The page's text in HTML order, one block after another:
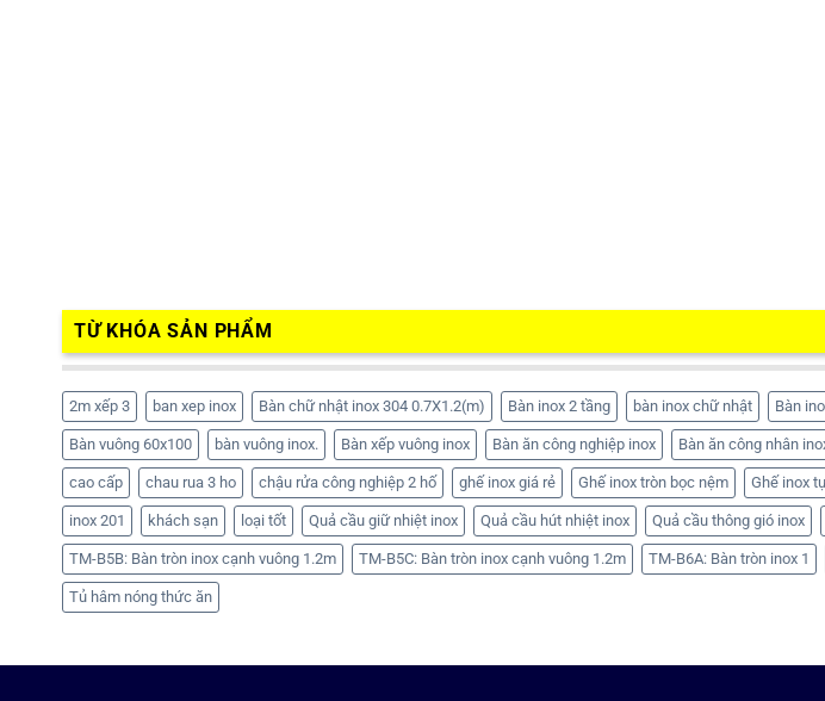
TỪ KHÓA SẢN PHẨM
2m xếp 3 ban xep inox Bàn chữ nhật inox 304 0.7X1.2(m) Bàn inox 2 tầng bàn inox chữ nhật Bàn
Bàn vuông 60x100 bàn vuông inox. Bàn xếp vuông inox Bàn ăn công nghiệp inox Bàn ăn công nhân
cao cấp chau rua 3 ho chậu rửa công nghiệp 2 hố ghế inox giá rẻ Ghế inox tròn bọc nệm Ghế inox
inox 201 khách sạn loại tốt Quả cầu giữ nhiệt inox Quả cầu hút nhiệt inox Quả cầu thông gió inox
TM-B5B: Bàn tròn inox cạnh vuông 1.2m TM-B5C: Bàn tròn inox cạnh vuông 1.2m TM-B6A: Bàn tròn inox 1
Tủ hâm nóng thức ăn